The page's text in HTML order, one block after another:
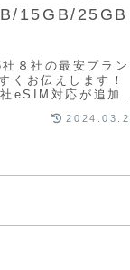
15GB/25GB
８社の最安プラン
くお伝えします！
eSIM対応が追加